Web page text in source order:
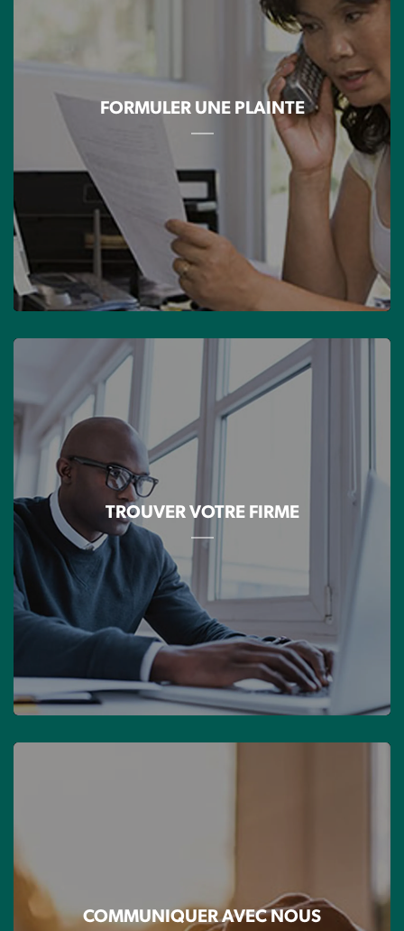
FORMULER UNE PLAINTE
TROUVER VOTRE FIRME
COMMUNIQUER AVEC NOUS